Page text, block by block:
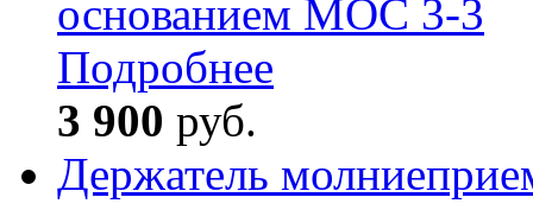
Подробнее
3 900 руб.
Держатель